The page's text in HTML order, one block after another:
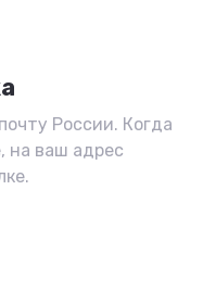
России. Когда
на ваш адрес